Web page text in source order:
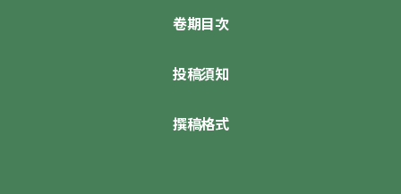
卷期目次
投稿須知
撰稿格式